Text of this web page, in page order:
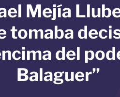
Mejía
tomaba
del
Balaguer”